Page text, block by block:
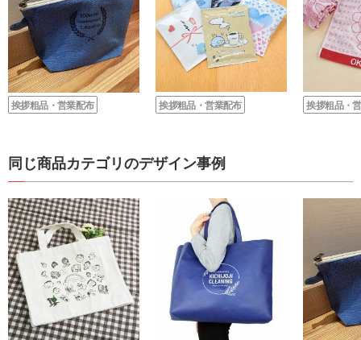
挨拶粗品・営業配布 挨拶粗品・営業配布 挨拶粗品・
同じ商品カテゴリのデザイン事例